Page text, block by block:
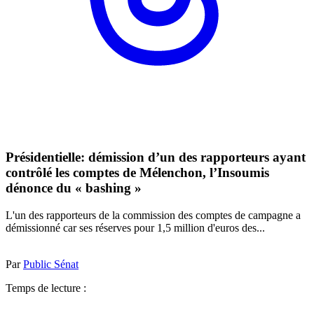
Présidentielle: démission d’un des rapporteurs ayant
contrôlé les comptes de Mélenchon, l’Insoumis
dénonce du « bashing »
L'un des rapporteurs de la commission des comptes de campagne a
démissionné car ses réserves pour 1,5 million d'euros des...
ParPublic Sénat
Temps de lecture :